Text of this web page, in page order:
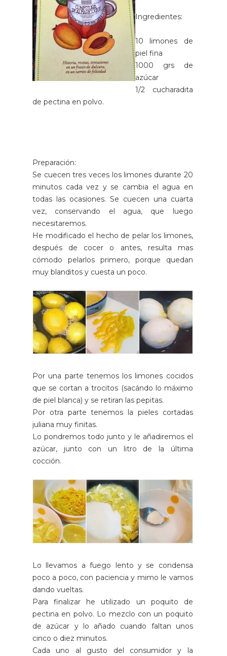
Ingredientes:
10 limones de
piel fina
1000 grs de
azúcar
1/2 cucharadita
de pectina en polvo.
Preparación:
Se cuecen tres veces los limones durante 20
minutos cada vez y se cambia el agua en
todas las ocasiones. Se cuecen una cuarta
vez, conservando el agua, que luego
necesitaremos.
He modificado el hecho de pelar los limones,
después de cocer o antes, resulta mas
cómodo pelarlos primero, porque quedan
muy blanditos y cuesta un poco.
Por una parte tenemos los limones cocidos
que se cortan a trocitos (sacándo lo máximo
de piel blanca) y se retiran las pepitas.
Por otra parte tenemos la pieles cortadas
juliana muy finitas.
Lo pondremos todo junto y le añadiremos el
azúcar, junto con un litro de la última
cocción.
Lo llevamos a fuego lento y se condensa
poco a poco, con paciencia y mimo le vamos
dando vueltas.
Para finalizar he utilizado un poquito de
pectina en polvo. Lo mezclo con un poquito
de azúcar y lo añado cuando faltan unos
cinco o diez minutos.
Cada uno al gusto del consumidor y la